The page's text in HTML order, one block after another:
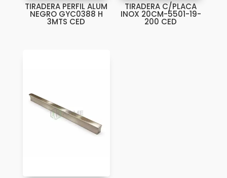
TIRADERA PERFIL ALUM
NEGRO GYC0388 H
3MTS CED
TIRADERA C/PLACA
INOX 20CM-5501-19-
200 CED